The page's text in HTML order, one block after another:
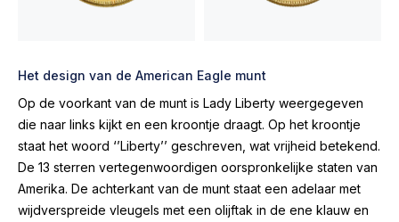
Het design van de American Eagle munt
Op de voorkant van de munt is Lady Liberty weergegeven
die naar links kijkt en een kroontje draagt. Op het kroontje
staat het woord ‘’Liberty’’ geschreven, wat vrijheid betekend.
De 13 sterren vertegenwoordigen oorspronkelijke staten van
Amerika. De achterkant van de munt staat een adelaar met
wijdverspreide vleugels met een olijftak in de ene klauw en